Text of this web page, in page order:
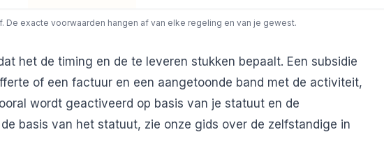
De exacte voorwaarden hangen af van elke regeling en van je gewest.
het de timing en de te leveren stukken bepaalt. Een subsidie
of een factuur en een aangetoonde band met de activiteit,
wordt geactiveerd op basis van je statuut en de
basis van het statuut, zie onze gids over de zelfstandige in